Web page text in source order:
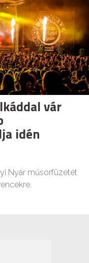
vár
idén
Nyár műsorfüzetét